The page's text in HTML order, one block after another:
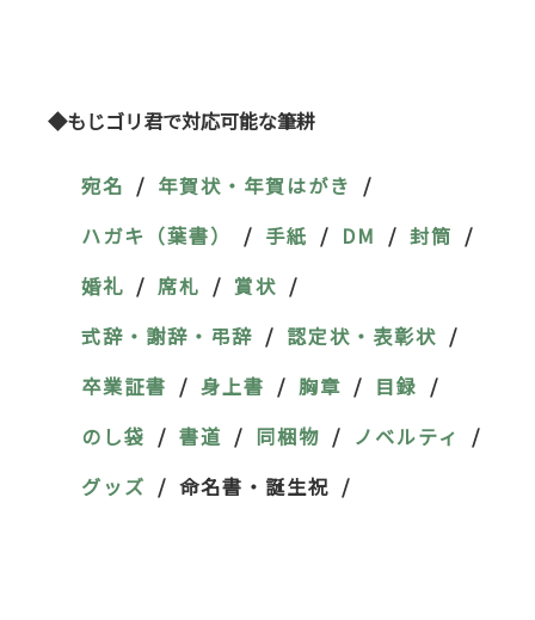
◆もじゴリ君で対応可能な筆耕
宛名
年賀状・年賀はがき
ハガキ（葉書）
手紙 DM
封筒
婚礼
席札
賞状
式辞・謝辞・弔辞
認定状・表彰状
卒業証書
身上書 胸章
目録
のし袋
書道 同梱物
ノベルティ
グッズ
命名書・誕生祝